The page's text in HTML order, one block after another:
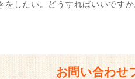
したい。どうすればいいですか
お問い合わせ